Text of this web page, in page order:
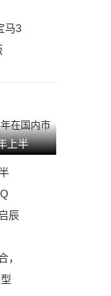
马3
上半
辰
，